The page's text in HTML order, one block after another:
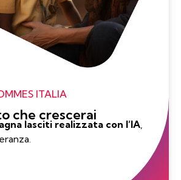
ITALIA
che crescerai
lasciti realizzata con l’IA